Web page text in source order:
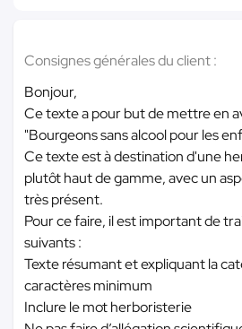
Consignes générales du client :
Bonjour,
Ce texte a pour but de mettre en
"Bourgeons sans alcool pour les
Ce texte est à destination d'une
plutôt haut de gamme, avec un
très présent.
Pour ce faire, il est important de
suivants :
Texte résumant et expliquant la
caractères minimum
Inclure le mot herboristerie